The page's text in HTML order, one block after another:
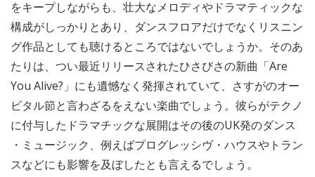
をキープしながらも、壮大なメロディやドラマティックな
構成がしっかりとあり、ダンスフロアだけでなくリスニン
グ作品としても聴けるところではないでしょうか。そのあ
たりは、つい最近リリースされたひさびさの新曲「Are
You Alive?」にも遺憾なく発揮されていて、さすがのオー
ビタル節と言わざるをえない楽曲でしょう。彼らがテクノ
に付与したドラマチックな展開はその後のUK発のダンス
・ミュージック、例えばプログレッシヴ・ハウスやトラン
スなどにも影響を及ぼしたとも言えるでしょう。